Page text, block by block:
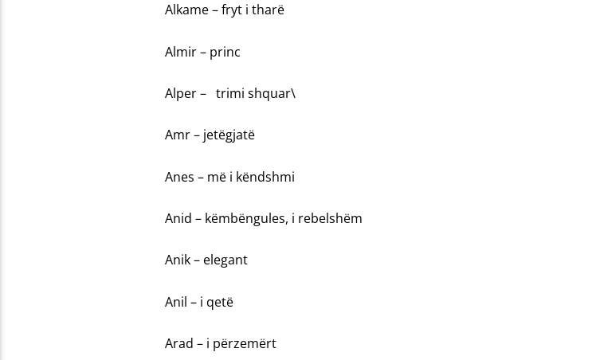
Alkame – fryt i tharë
Almir – princ
Alper – trimi shquar\
Amr – jetëgjatë
Anes – më i këndshmi
Anid – këmbëngules, i rebelshëm
Anik – elegant
Anil – i qetë
Arad – i përzemërt